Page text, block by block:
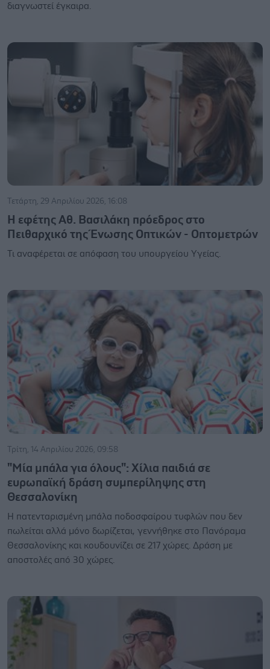
διαγνωστεί έγκαιρα.
Τετάρτη, 29 Απριλίου 2026, 16:08
Η εφέτης Αθ. Βασιλάκη πρόεδρος στο
Πειθαρχικό της Ένωσης Οπτικών - Οπτομετρών
Τι αναφέρεται σε απόφαση του υπουργείου Υγείας.
Τρίτη, 14 Απριλίου 2026, 09:58
"Μία μπάλα για όλους": Χίλια παιδιά σε
ευρωπαϊκή δράση συμπερίληψης στη
Θεσσαλονίκη
Η πατενταρισμένη μπάλα ποδοσφαίρου τυφλών που δεν
πωλείται αλλά μόνο δωρίζεται, γεννήθηκε στο Πανόραμα
Θεσσαλονίκης και κουδουνίζει σε 217 χώρες. Δράση με
αποστολές από 30 χώρες.